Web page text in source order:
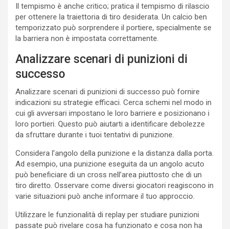
Il tempismo è anche critico; pratica il tempismo di rilascio
per ottenere la traiettoria di tiro desiderata. Un calcio ben
temporizzato può sorprendere il portiere, specialmente se
la barriera non è impostata correttamente.
Analizzare scenari di punizioni di
successo
Analizzare scenari di punizioni di successo può fornire
indicazioni su strategie efficaci. Cerca schemi nel modo in
cui gli avversari impostano le loro barriere e posizionano i
loro portieri. Questo può aiutarti a identificare debolezze
da sfruttare durante i tuoi tentativi di punizione.
Considera l’angolo della punizione e la distanza dalla porta.
Ad esempio, una punizione eseguita da un angolo acuto
può beneficiare di un cross nell’area piuttosto che di un
tiro diretto. Osservare come diversi giocatori reagiscono in
varie situazioni può anche informare il tuo approccio.
Utilizzare le funzionalità di replay per studiare punizioni
passate può rivelare cosa ha funzionato e cosa non ha